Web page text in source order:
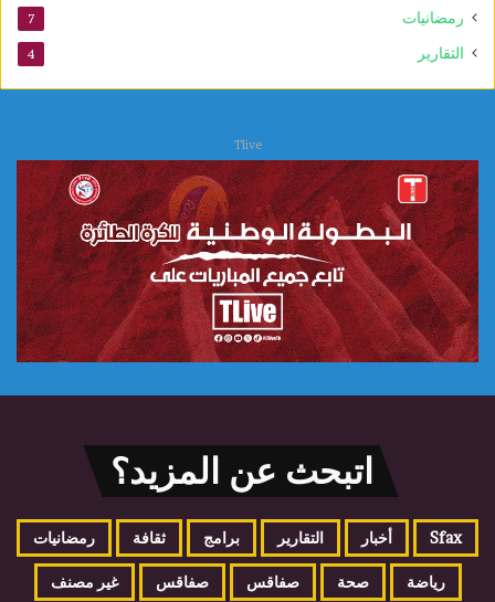
رمضانيات 7
التقارير 4
Tlive
اتبحث عن المزيد؟
Sfax أخبار التقارير برامج ثقافة رمضانيات
رياضة صحة صفاقس صفاقس غير مصنف